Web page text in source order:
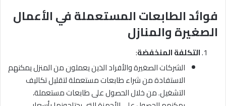
فوائد الطابعات المستعملة في الأعمال
الصغيرة والمنازل
التكلفة المنخفضة:
الشركات الصغيرة والأفراد الذين يعملون من المنزل يمكنهم
الاستفادة من شراء طابعات مستعملة لتقليل تكاليف
التشغيل. من خلال الحصول على طابعات مستعملة،